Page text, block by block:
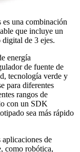
una combinación
que incluye un
de 3 ejes.
energía
de fuente de
tecnología verde y
para diferentes
rangos de
con un SDK
sea más rápido
de
como robótica,